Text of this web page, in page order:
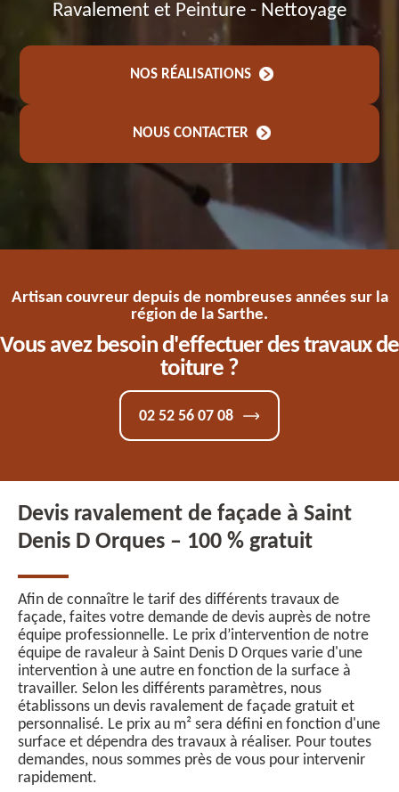
Ravalement et Peinture - Nettoyage
NOS RÉALISATIONS
NOUS CONTACTER
Artisan couvreur depuis de nombreuses années sur la
région de la Sarthe.
Vous avez besoin d'effectuer des travaux de
toiture ?
02 52 56 07 08
Devis ravalement de façade à Saint
Denis D Orques – 100 % gratuit
Afin de connaître le tarif des différents travaux de
façade, faites votre demande de devis auprès de notre
équipe professionnelle. Le prix d’intervention de notre
équipe de ravaleur à Saint Denis D Orques varie d'une
intervention à une autre en fonction de la surface à
travailler. Selon les différents paramètres, nous
établissons un devis ravalement de façade gratuit et
personnalisé. Le prix au m² sera défini en fonction d'une
surface et dépendra des travaux à réaliser. Pour toutes
demandes, nous sommes près de vous pour intervenir
rapidement.